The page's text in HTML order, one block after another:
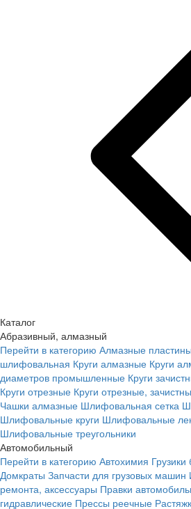
Каталог
Абразивный, алмазный
Перейти в категорию Алмазные
шлифовальная Круги алмазные Круги
диаметров промышленные Круги
Круги отрезные Круги отрезные,
Чашки алмазные Шлифовальная сетка
Шлифовальные круги Шлифовальные
Шлифовальные треугольники
Автомобильный
Перейти в категорию Автохимия
Домкраты Запчасти для грузовых машин
ремонта, аксессуары Правки
гидравлические Прессы реечные